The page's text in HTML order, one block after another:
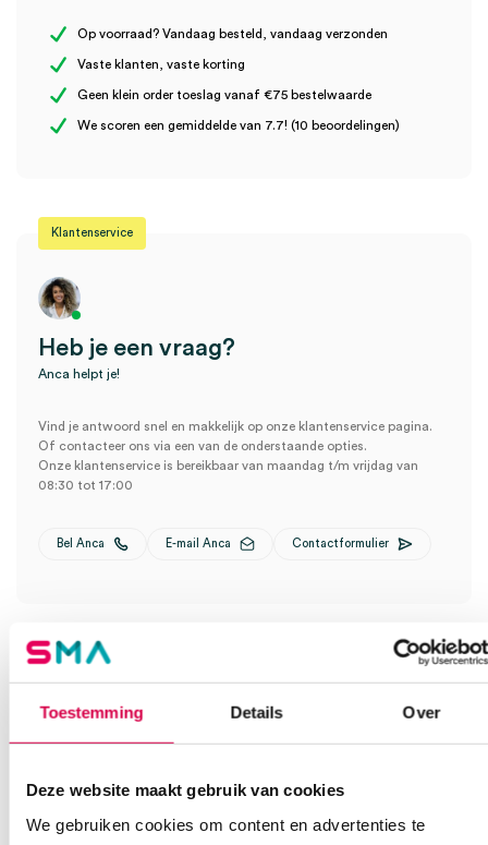
Toestemming Details Over
Deze website maakt gebruik van cookies
We gebruiken cookies om content en advertenties te
(1)” te beoordelen
Op voorraad? Vandaag besteld, vandaag verzonden
Vaste klanten, vaste korting
Geen klein order toeslag vanaf €75 bestelwaarde
We scoren een gemiddelde van 7.7! (10 beoordelingen)
Klantenservice
Heb je een vraag?
Anca helpt je!
Vind je antwoord snel en makkelijk op onze klantenservice pagina.
Of contacteer ons via een van de onderstaande opties.
Onze klantenservice is bereikbaar van maandag t/m vrijdag van
08:30 tot 17:00
Bel Anca E-mail Anca Contactformulier
Ook interessant